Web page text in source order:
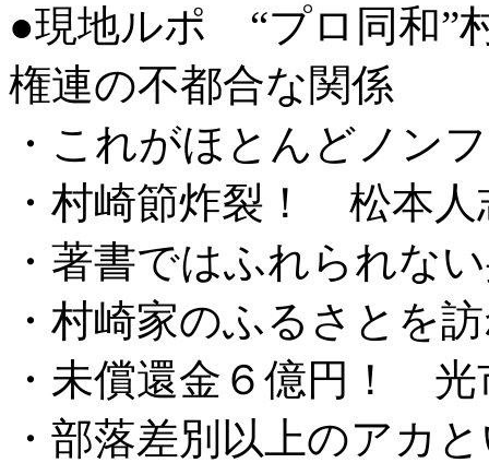
●現地ルポ “プロ同和”
権連の不都合な関係
・これがほとんどノン
・村崎節炸裂！ 松本
・著書ではふれられな
・村崎家のふるさとを
・未償還金６億円！
・部落差別以上のアカ